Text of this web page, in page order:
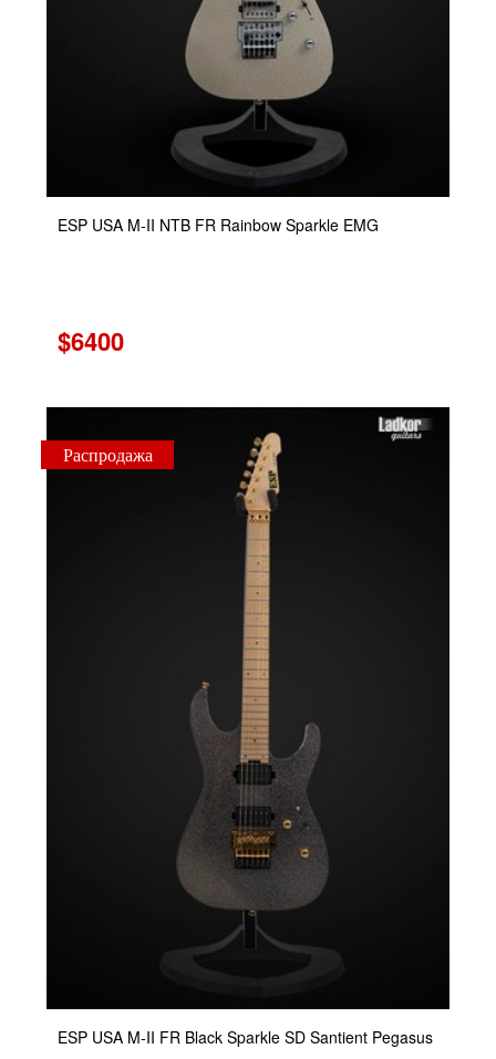
ESP USA M-II NTB FR Rainbow Sparkle EMG
$6400
Распродажа
ESP USA M-II FR Black Sparkle SD Santient Pegasus